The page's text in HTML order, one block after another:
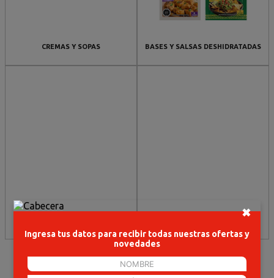
CREMAS Y SOPAS BASES Y SALSAS DESHIDRATADAS
✖
Ingresa tus datos para recibir todas nuestras ofertas y
novedades